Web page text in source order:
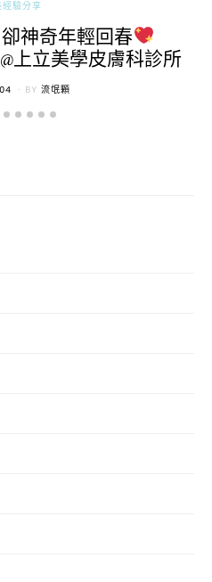
經驗分享
神奇年輕回春
上立美學皮膚科診所
BY 流氓顆